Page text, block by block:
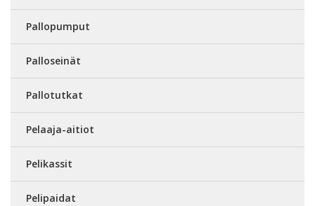
Pallopumput
Palloseinät
Pallotutkat
Pelaaja-aitiot
Pelikassit
Pelipaidat